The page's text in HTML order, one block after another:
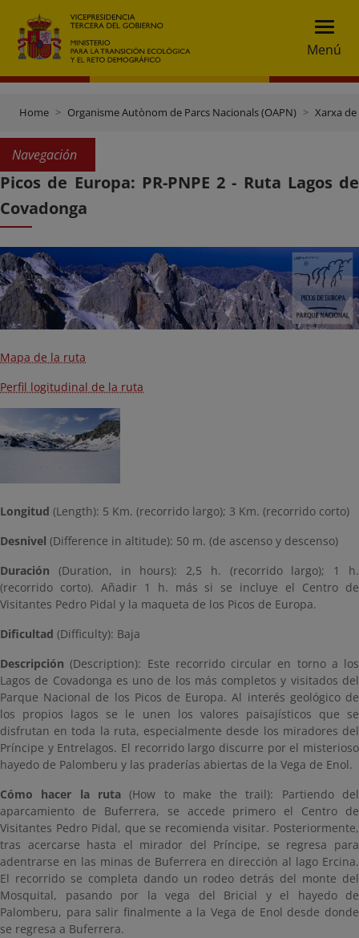
Menú
Home Organisme Autònom de Parcs Nacionals (OAPN) Xarxa
Navegación
Picos de Europa: PR-PNPE 2 - Ruta Lagos de
Covadonga
Mapa de la ruta
Perfil logitudinal de la ruta
Longitud (Length): 5 Km. (recorrido largo); 3 Km. (recorrido corto)
Desnivel (Difference in altitude): 50 m. (de ascenso y descenso)
Duración (Duration, in hours): 2,5 h. (recorrido largo); 1 h.
(recorrido corto). Añadir 1 h. más si se incluye el Centro de
Visitantes Pedro Pidal y la maqueta de los Picos de Europa.
Dificultad (Difficulty): Baja
Descripción (Description): Este recorrido circular en torno a los
Lagos de Covadonga es uno de los más completos y visitados del
Parque Nacional de los Picos de Europa. Al interés geológico de
los propios lagos se le unen los valores paisajísticos que se
disfrutan en toda la ruta, especialmente desde los miradores del
Príncipe y Entrelagos. El recorrido largo discurre por el misterioso
hayedo de Palomberu y las praderías abiertas de la Vega de Enol.
Cómo hacer la ruta(How to make the trail): Partiendo del
aparcamiento de Buferrera, se accede primero el Centro de
Visitantes Pedro Pidal, que se recomienda visitar. Posteriormente,
tras acercarse hasta el mirador del Príncipe, se regresa para
adentrarse en las minas de Buferrera en dirección al lago Ercina.
El recorrido se completa dando un rodeo detrás del monte del
Mosquital, pasando por la vega del Bricial y el hayedo de
Palomberu, para salir finalmente a la Vega de Enol desde donde
se regresa a Buferrera.